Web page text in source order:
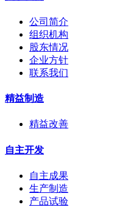
公司简介
组织机构
股东情况
企业方针
联系我们
精益制造
精益改善
自主开发
自主成果
生产制造
产品试验